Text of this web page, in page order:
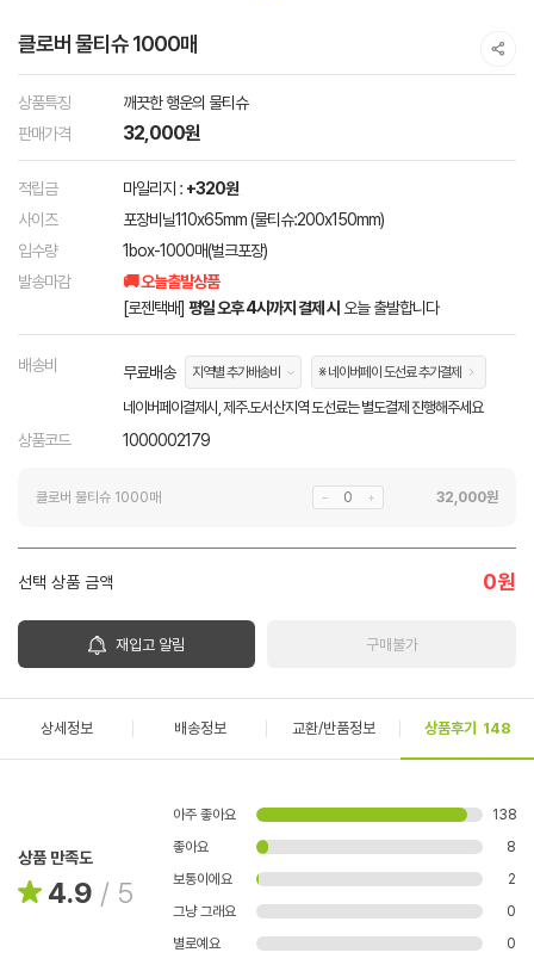
클로버 물티슈 1000매
상품특징
깨끗한 행운의 물티슈
판매가격
32,000원
적립금 마일리지 : +320원
사이즈
포장비닐110x65mm (물티슈:200x150mm)
입수량
1box-1000매(벌크포장)
발송마감
🚚 오늘출발상품
[로젠택배] 평일 오후 4시까지 결제 시 오늘 출발합니다
배송비 무료배송 지역별 추가배송비 ※ 네이버페이 도선료 추가결제
네이버페이결제시, 제주.도서산지역 도선료는 별도결제 진행해주세요
상품코드 1000002179
클로버 물티슈 1000매 32,000원
선택 상품 금액 0원
재입고 알림 구매불가
상세정보 배송정보 교환/반품정보 상품후기 148
상품 만족도
4.9 / 5
아주 좋아요
138
좋아요
8
보통이에요
2
그냥 그래요
0
별로예요
0